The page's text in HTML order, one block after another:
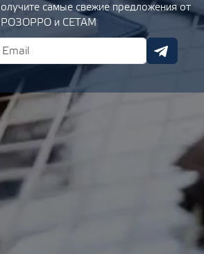
самые свежие предложения от
и СЕТАМ